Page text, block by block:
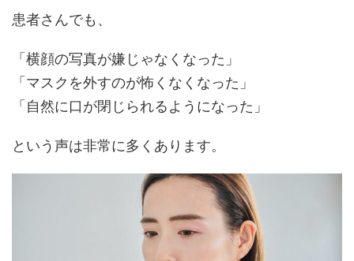
患者さんでも、
「横顔の写真が嫌じゃなくなった」
「マスクを外すのが怖くなくなった」
「自然に口が閉じられるようになった」
という声は非常に多くあります。